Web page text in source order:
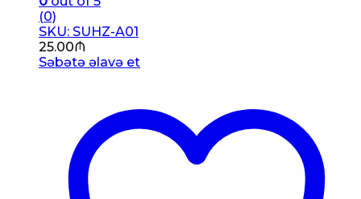
(0)
SKU: SUHZ-A01
25.00₼
Səbətə əlavə et